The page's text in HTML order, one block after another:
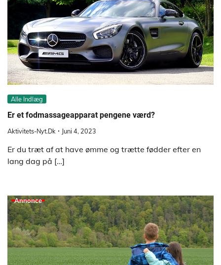
Alle Indlæg
Er et fodmassageapparat pengene værd?
Aktivitets-Nyt.dk Juni 4, 2023
Er du træt af at have ømme og trætte fødder efter en
lang dag på […]
Annonce